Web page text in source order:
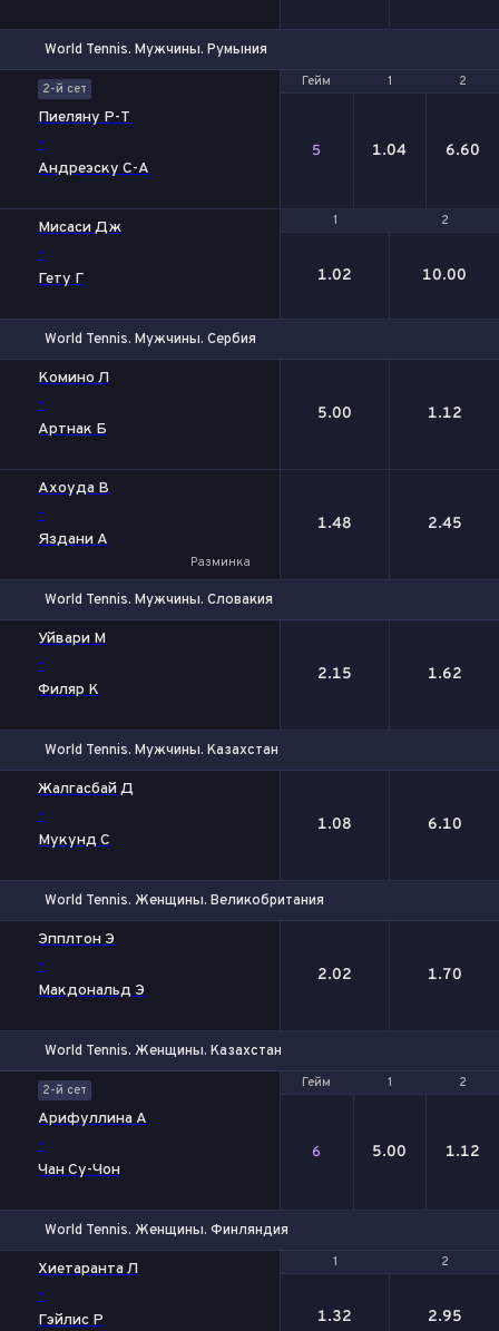
World Tennis. Мужчины. Румыния
Гейм 1 2
2-й сет
Пиеляну Р-Т
-
Андреэску С-А
Гейм 1 2
5 1.04 6.60
1 2
Мисаси Дж
-
Гету Г
1 2
1.02 10.00
World Tennis. Мужчины. Сербия
Комино Л
-
Артнак Б
5.00 1.12
Ахоуда В
-
Яздани А
Разминка
1.48 2.45
World Tennis. Мужчины. Словакия
Уйвари М
-
Филяр К
2.15 1.62
World Tennis. Мужчины. Казахстан
Жалгасбай Д
-
Мукунд С
1.08 6.10
World Tennis. Женщины. Великобритания
Эпплтон Э
-
Макдональд Э
2.02 1.70
World Tennis. Женщины. Казахстан
Гейм 1 2
2-й сет
Арифуллина А
-
Чан Су-Чон
Гейм 1 2
6 5.00 1.12
World Tennis. Женщины. Финляндия
1 2
Хиетаранта Л
-
Гэйлис Р
1 2
1.32 2.95